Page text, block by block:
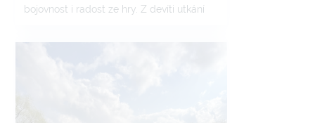
bojovnost i radost ze hry. Z devíti utkání
výsledek. Turnaj byl pro všechny
především příležitostí získat nové